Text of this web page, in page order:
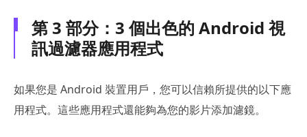
第 3 部分：3 個出色的 Android 視
訊過濾器應用程式
如果您是 Android 裝置用戶，您可以信賴所提供的以下應
用程式。這些應用程式還能夠為您的影片添加濾鏡。